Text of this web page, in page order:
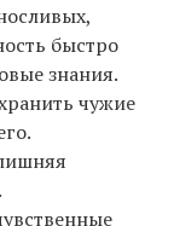
быстро
знания.
чужие